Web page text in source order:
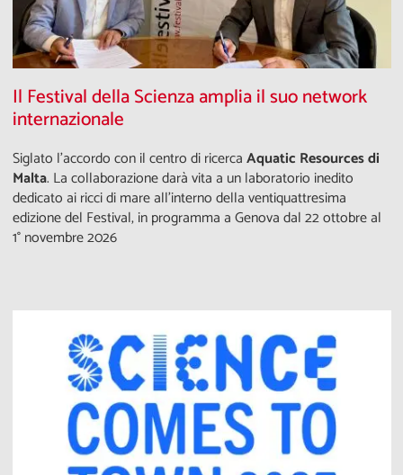
Il Festival della Scienza amplia il suo network
internazionale
Siglato l'accordo con il centro di ricercaAquatic Resources di
Malta. La collaborazione darà vita a un laboratorio inedito
dedicato ai ricci di mare all’interno della ventiquattresima
edizione del Festival, in programma a Genova dal 22 ottobre al
1° novembre 2026